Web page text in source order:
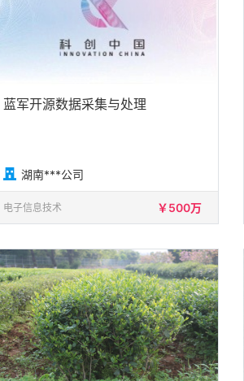
蓝军开源数据采集与处理
 湖南***公司
电子信息技术 ￥500万